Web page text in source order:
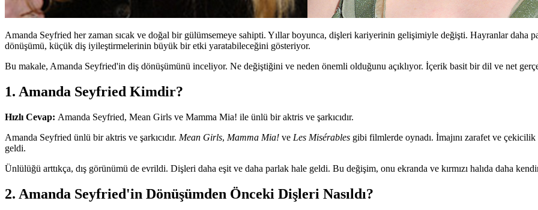
Amanda Seyfried her zaman sıcak ve doğal bir gülümsemeye sahipti. Yıllar boyunca, dişleri kariyerinin gelişimiyle değişti. Hayranlar daha
dönüşümü, küçük diş iyileştirmelerinin büyük bir etki yaratabileceğini gösteriyor.
Bu makale, Amanda Seyfried'in diş dönüşümünü inceliyor. Ne değiştiğini ve neden önemli olduğunu açıklıyor. İçerik basit bir dil ve net
1. Amanda Seyfried Kimdir?
Hızlı Cevap: Amanda Seyfried, Mean Girls ve Mamma Mia! ile ünlü bir aktris ve şarkıcıdır.
Amanda Seyfried ünlü bir aktris ve şarkıcıdır. Mean Girls, Mamma Mia! ve Les Misérables gibi filmlerde oynadı. İmajını zarafet ve
geldi.
Ünlülüğü arttıkça, dış görünümü de evrildi. Dişleri daha eşit ve daha parlak hale geldi. Bu değişim, onu ekranda ve kırmızı halıda daha
2. Amanda Seyfried'in Dönüşümden Önceki Dişleri Nasıldı?